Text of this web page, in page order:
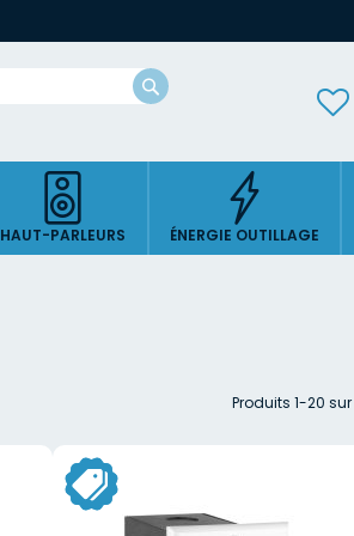
HAUT-PARLEURS ÉNERGIE OUTILLAGE
Produits 1-20 sur